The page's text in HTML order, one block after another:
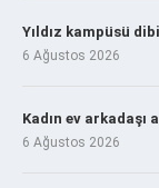
Yıldız kampüsü
6 Ağustos 2026
Kadın ev arkadaşı
6 Ağustos 2026